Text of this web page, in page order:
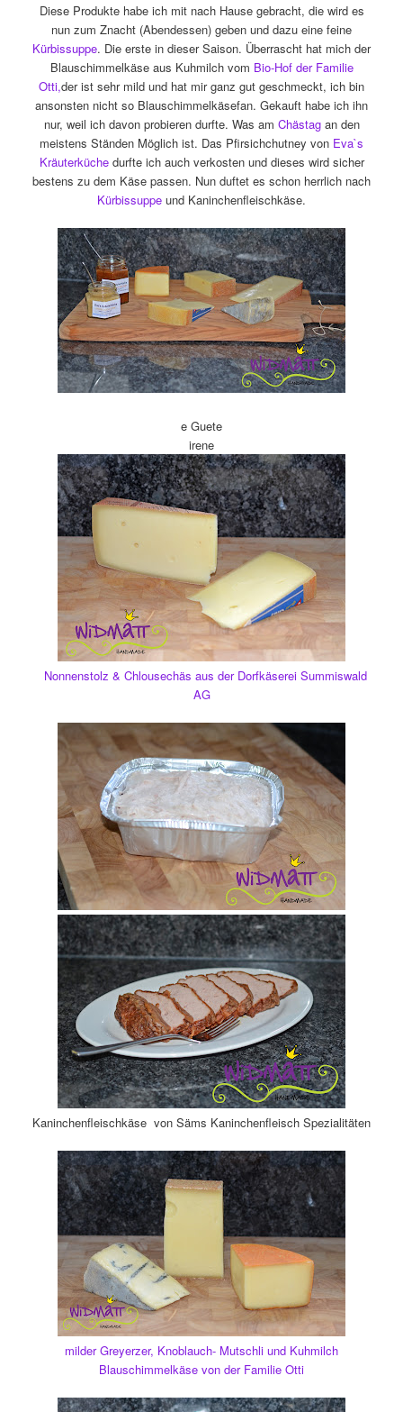
Diese Produkte habe ich mit nach Hause gebracht, die wird es
nun zum Znacht (Abendessen) geben und dazu eine feine
Kürbissuppe. Die erste in dieser Saison. Überrascht hat mich der
Blauschimmelkäse aus Kuhmilch vom Bio-Hof der Familie
Otti,der ist sehr mild und hat mir ganz gut geschmeckt, ich bin
ansonsten nicht so Blauschimmelkäsefan. Gekauft habe ich ihn
nur, weil ich davon probieren durfte. Was am Chästagan den
meistens Ständen Möglich ist. Das Pfirsichchutney von Eva`s
Kräuterküche durfte ich auch verkosten und dieses wird sicher
bestens zu dem Käse passen. Nun duftet es schon herrlich nach
Kürbissuppe und Kaninchenfleischkäse.
e Guete
irene
Nonnenstolz & Chlousechäs aus der Dorfkäserei Summiswald
AG
Kaninchenfleischkäse von Säms Kaninchenfleisch Spezialitäten
milder Greyerzer, Knoblauch- Mutschli und Kuhmilch
Blauschimmelkäse von der Familie Otti